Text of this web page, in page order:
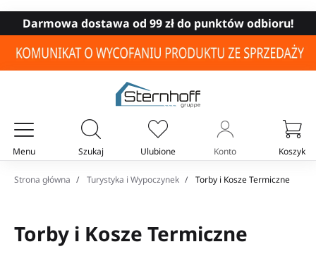
Darmowa dostawa od 99 zł do punktów odbioru!
Menu Szukaj Ulubione Konto Koszyk
Twój koszyk
Strona główna Turystyka i Wypoczynek Torby i Kosze Termiczne
Torby i Kosze Termiczne